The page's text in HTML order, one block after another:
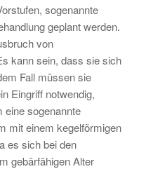
sogenannte
geplant werden.
von
kann sein, dass sie sich
Fall müssen sie
Eingriff notwendig,
eine sogenannte
mit einem kegelförmigen
es sich bei den
gebärfähigen Alter